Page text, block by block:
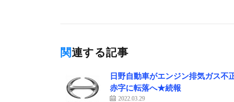
関連する記事
日野自動車がエンジン排気ガス不
赤字に転落へ★続報
2022.03.29